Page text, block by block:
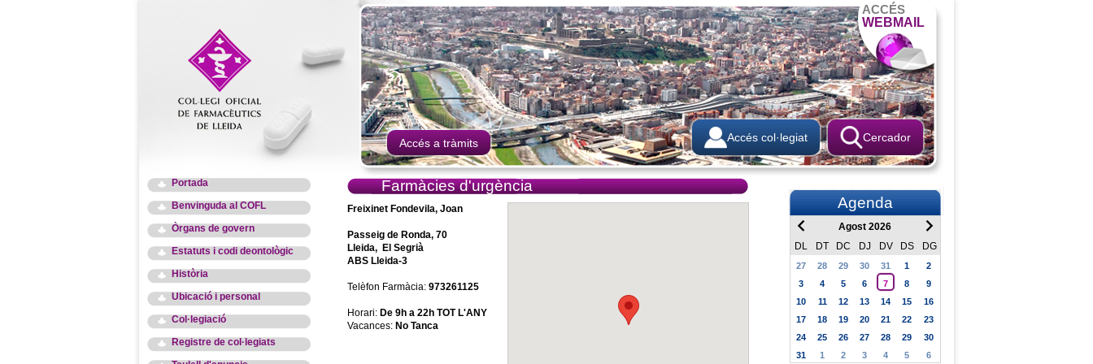
ACCÉS
WEBMAIL
Accés a tràmits Cercador
Accés col·legiat
Portada
Benvinguda al COFL
Òrgans de govern
Estatuts i codi deontològic
Història
Ubicació i personal
Col·legiació
Registre de col·legiats
Farmàcies d'urgència
Freixinet Fondevila, Joan
Passeig de Ronda, 70
Lleida, El Segrià
ABS Lleida-3
Telèfon Farmàcia: 973261125
Horari: De 9h a 22h TOT L'ANY
Vacances: No Tanca
Agenda
Agost 2026
DL
DT DC DJ DV DS DG
27 28 29 30 31 1
2
3
4 5 6 7 8
9
10
11 12 13 14 15
16
17
18 19 20 21 22
23
24
25 26 27 28 29
30
31
1 2 3 4 5 6